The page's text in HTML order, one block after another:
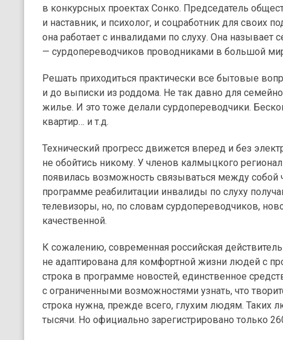
в конкурсных проектах Сонко. Председатель
и наставник, и психолог, и соцработник для своих
она работает с инвалидами по слуху. Она называет
— сурдопереводчиков проводниками в большой
Решать приходиться практически все бытовые
и до выписки из роддома. Не так давно для
жилье. И это тоже делали сурдопереводчики.
квартир… и т.д.
Технический прогресс движется вперед и без
не обойтись никому. У членов калмыцкого
появилась возможность связываться между собой
программе реабилитации инвалиды по слуху
телевизоры, но, по словам сурдопереводчиков,
качественной.
К сожалению, современная российская
не адаптирована для комфортной жизни людей с
строка в программе новостей, единственное
с ограниченными возможностями узнать, что
строка нужна, прежде всего, глухим людям. Таких
тысячи. Но официально зарегистрировано только